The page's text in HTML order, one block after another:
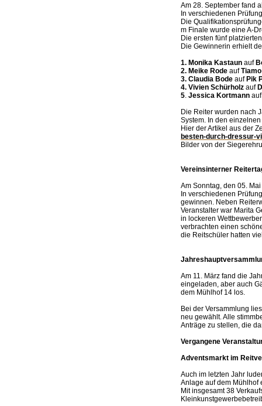
Am 28. September fand
In verschiedenen
Die
m Finale wurde eine A-
Die ersten fünf
Die Gewinnerin erhielt
1. Monika Kastaun auf
2. Meike Rode aufTiamo
3. Claudia Bode aufPik
4. Vivien Schürholz auf
5 Jessica Kortmann
Die Reiter wurden nach
System. In den
Hier der Artikel aus der
besten-durch-dressur-
Bilder von der
Vereinsinterner
Am Sonntag, den 05.
In verschiedenen
gewinnen. Neben
Veranstalter war Marita
in lockeren
verbrachten einen
die Reitschüler hatten
Am 11. März fand die
eingeladen, aber auch
dem Mühlhof 14 los.
Bei der Versammlung
neu gewählt. Alle
Anträge zu stellen, die
Vergangene
Adventsmarkt im
Auch im letzten Jahr
Anlage auf dem Mühlhof
Mit insgesamt 38